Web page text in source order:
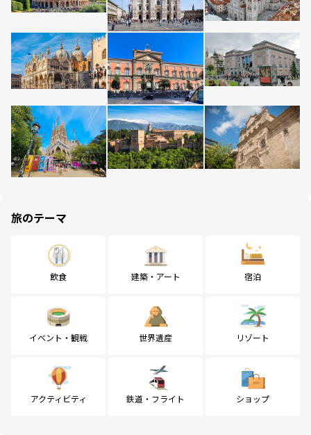
旅のテーマ
飲食 建築・アート 宿泊
イベント・観戦 世界遺産 リゾート
アクティビティ 鉄道・フライト ショップ